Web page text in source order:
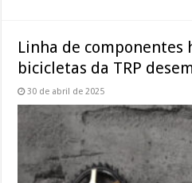
Linha de componentes
bicicletas da TRP
30 de abril de 2025